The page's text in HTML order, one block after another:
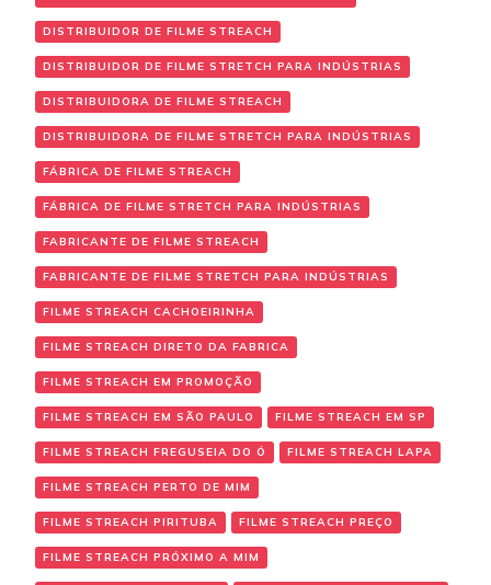
DISTRIBUIDOR DE FILME STREACH
DISTRIBUIDOR DE FILME STRETCH PARA INDÚSTRIAS
DISTRIBUIDORA DE FILME STREACH
DISTRIBUIDORA DE FILME STRETCH PARA INDÚSTRIAS
FÁBRICA DE FILME STREACH
FÁBRICA DE FILME STRETCH PARA INDÚSTRIAS
FABRICANTE DE FILME STREACH
FABRICANTE DE FILME STRETCH PARA INDÚSTRIAS
FILME STREACH CACHOEIRINHA
FILME STREACH DIRETO DA FABRICA
FILME STREACH EM PROMOÇÃO
FILME STREACH EM SÃO PAULO FILME STREACH EM SP
FILME STREACH FREGUSEIA DO Ó FILME STREACH LAPA
FILME STREACH PERTO DE MIM
FILME STREACH PIRITUBA FILME STREACH PREÇO
FILME STREACH PRÓXIMO A MIM